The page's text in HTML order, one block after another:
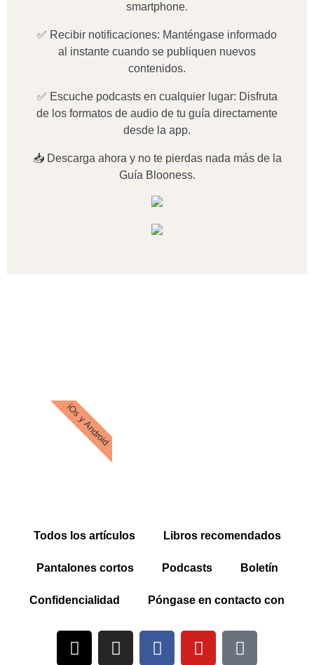
smartphone.
✅ Recibir notificaciones: Manténgase informado
al instante cuando se publiquen nuevos
contenidos.
✅ Escuche podcasts en cualquier lugar: Disfruta
de los formatos de audio de tu guía directamente
desde la app.
📥 Descarga ahora y no te pierdas nada más de la
Guía Blooness.
iOs y Android
Todos los artículos Libros recomendados
Pantalones cortos Podcasts Boletín
Confidencialidad Póngase en contacto con